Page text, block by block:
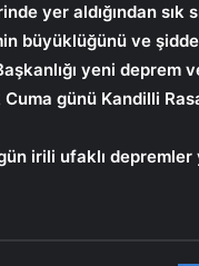
yer aldığından
büyüklüğünü ve
yeni deprem
günü Kandilli
irili ufaklı depremler